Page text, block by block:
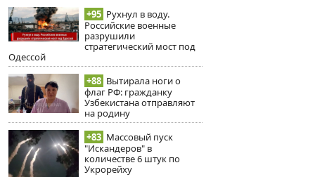
+95 Рухнул в воду.
Российские военные
разрушили
стратегический мост под
Одессой
+88 Вытирала ноги о
флаг РФ: гражданку
Узбекистана отправляют
на родину
+83 Массовый пуск
"Искандеров" в
количестве 6 штук по
Укрорейху